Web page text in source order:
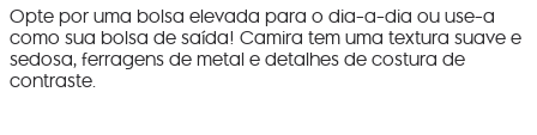
Opte por uma bolsa elevada para o dia-a-dia ou use-a
como sua bolsa de saída! Camira tem uma textura suave e
sedosa, ferragens de metal e detalhes de costura de
contraste.